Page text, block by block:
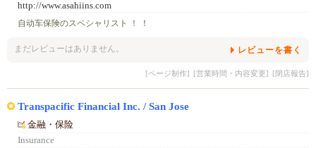
http://www.asahiins.com
自动车保険のスペシャリスト ！ ！
まだレビューはありません。 レビューを書く
[ページ制作] [営業時間・内容変更] [閉店報告]
Transpacific Financial Inc. / San Jose
金融・保险
Insurance